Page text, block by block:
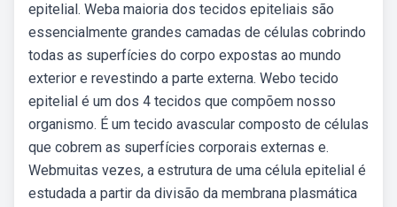
epitelial. Weba maioria dos tecidos epiteliais são
essencialmente grandes camadas de células cobrindo
todas as superfícies do corpo expostas ao mundo
exterior e revestindo a parte externa. Webo tecido
epitelial é um dos 4 tecidos que compõem nosso
organismo. É um tecido avascular composto de células
que cobrem as superfícies corporais externas e.
Webmuitas vezes, a estrutura de uma célula epitelial é
estudada a partir da divisão da membrana plasmática